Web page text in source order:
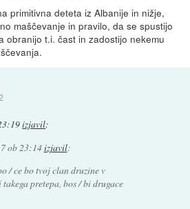
primitivna deteta iz Albanije in nižje,
maščevanje in pravilo, da se spustijo
obranijo t.i. čast in zadostijo nekemu
izjavil:
ob 23:14izjavil:
/ ce bo tvoj clan druzine v
pretepa, bos / bi drugace